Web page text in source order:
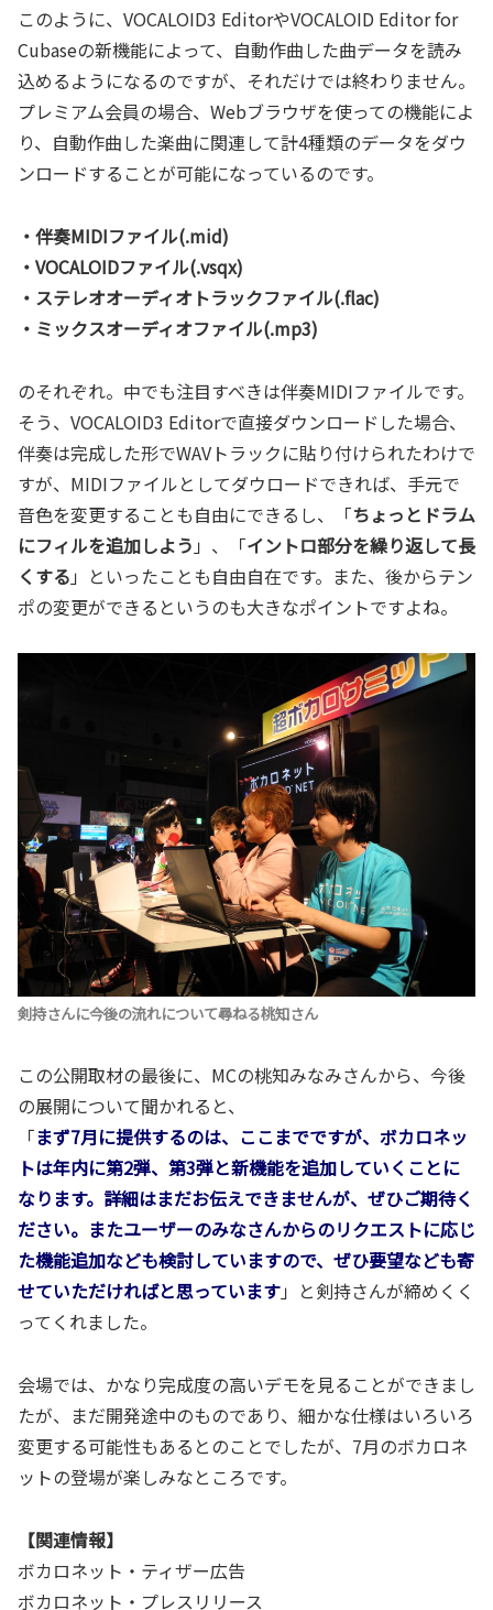
このように、VOCALOID3 EditorやVOCALOID Editor for
Cubaseの新機能によって、自動作曲した曲データを読み
込めるようになるのですが、それだけでは終わりません。
プレミアム会員の場合、Webブラウザを使っての機能によ
り、自動作曲した楽曲に関連して計4種類のデータをダウ
ンロードすることが可能になっているのです。
・伴奏MIDIファイル(.mid)
・VOCALOIDファイル(.vsqx)
・ステレオオーディオトラックファイル(.flac)
・ミックスオーディオファイル(.mp3)
のそれぞれ。中でも注目すべきは伴奏MIDIファイルです。
そう、VOCALOID3 Editorで直接ダウンロードした場合、
伴奏は完成した形でWAVトラックに貼り付けられたわけで
すが、MIDIファイルとしてダウロードできれば、手元で
音色を変更することも自由にできるし、「ちょっとドラム
にフィルを追加しよう 」、「イントロ部分を繰り返して長
くする 」といったことも自由自在です。また、後からテン
ポの変更ができるというのも大きなポイントですよね。
剣持さんに今後の流れについて尋ねる桃知さん
この公開取材の最後に、MCの桃知みなみさんから、今後
の展開について聞かれると、
「まず7月に提供するのは、ここまでですが、ボカロネッ
トは年内に第2弾、第3弾と新機能を追加していくことに
なります。詳細はまだお伝えできませんが、ぜひご期待く
ださい。またユーザーのみなさんからのリクエストに応じ
た機能追加なども検討していますので、ぜひ要望なども寄
せていただければと思っています」と剣持さんが締めくく
ってくれました。
会場では、かなり完成度の高いデモを見ることができまし
たが、まだ開発途中のものであり、細かな仕様はいろいろ
変更する可能性もあるとのことでしたが、7月のボカロネ
ットの登場が楽しみなところです。
【関連情報】
ボカロネット・ティザー広告
ボカロネット・プレスリリース